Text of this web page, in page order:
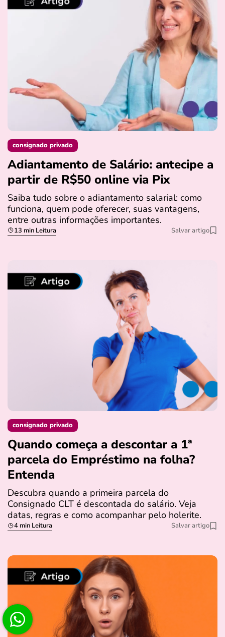
consignado privado
Adiantamento de Salário: antecipe a
partir de R$50 online via Pix
Saiba tudo sobre o adiantamento salarial: como
funciona, quem pode oferecer, suas vantagens,
entre outras informações importantes.
13 min Leitura Salvar artigo
consignado privado
Quando começa a descontar a 1ª
parcela do Empréstimo na folha?
Entenda
Descubra quando a primeira parcela do
Consignado CLT é descontada do salário. Veja
datas, regras e como acompanhar pelo holerite.
4 min Leitura Salvar artigo